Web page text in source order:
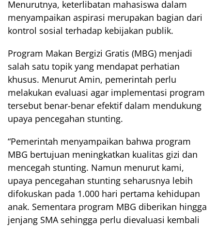
Menurutnya, keterlibatan mahasiswa dalam
menyampaikan aspirasi merupakan bagian dari
kontrol sosial terhadap kebijakan publik.
Program Makan Bergizi Gratis (MBG) menjadi
salah satu topik yang mendapat perhatian
khusus. Menurut Amin, pemerintah perlu
melakukan evaluasi agar implementasi program
tersebut benar-benar efektif dalam mendukung
upaya pencegahan stunting.
“Pemerintah menyampaikan bahwa program
MBG bertujuan meningkatkan kualitas gizi dan
mencegah stunting. Namun menurut kami,
upaya pencegahan stunting seharusnya lebih
difokuskan pada 1.000 hari pertama kehidupan
anak. Sementara program MBG diberikan hingga
jenjang SMA sehingga perlu dievaluasi kembali